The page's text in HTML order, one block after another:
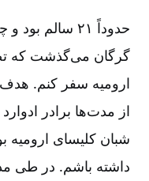
حدوداً ۲۱
گرگان می‌‌گذشت که
ارومیه سفر کنم. هدف
از مدت‌‌ها برادر
شبان کلیسای ارومیه
داشته باشم. در طی